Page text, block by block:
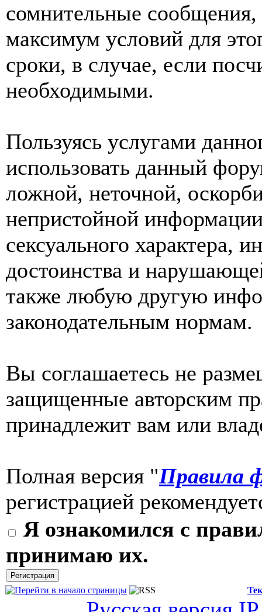
сомнительные
максимум условий для
сроки, в случае, если
необходимыми.
Пользуясь услугами
использовать данный
ложной, неточной,
непристойной
сексуального характера,
достоинства и
также любую другую
законодательным нормам.
Вы соглашаетесь не
защищенные авторским
принадлежит вам или
Полная версия "Правила
регистрацией
Я ознакомился с
принимаю их.